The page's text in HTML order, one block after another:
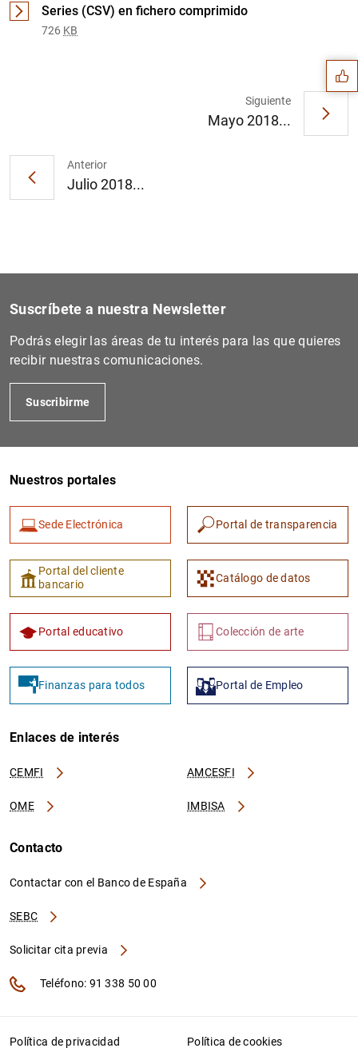
Series (CSV) en fichero comprimido
726 KB
Anterior
Julio 2018...
Siguiente
Mayo 2018...
Sugerencias
Suscríbete a nuestra Newsletter
Podrás elegir las áreas de tu interés para las que quieres
recibir nuestras comunicaciones.
Suscribirme
Nuestros portales
Sede Electrónica Portal de transparencia
Portal del cliente
bancario
Catálogo de datos
Portal educativo Colección de arte
Finanzas para todos Portal de Empleo
Enlaces de interés
CEMFI AMCESFI
OME IMBISA
Contacto
Contactar con el Banco de España
SEBC
Solicitar cita previa
Teléfono: 91 338 50 00
Política de privacidad Política de cookies